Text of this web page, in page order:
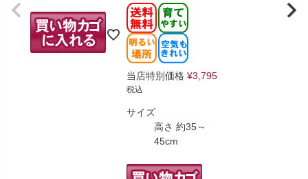
当店特別価格 ¥3,795
税込
サイズ
高さ 約35～
45cm